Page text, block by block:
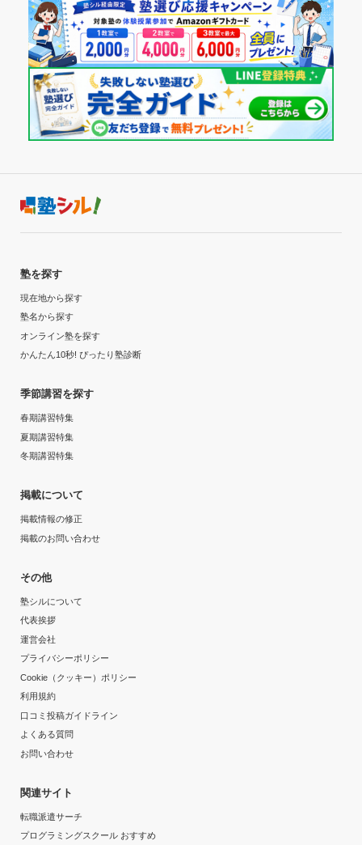
塾を探す
現在地から探す
塾名から探す
オンライン塾を探す
かんたん10秒! ぴったり塾診断
季節講習を探す
春期講習特集
夏期講習特集
冬期講習特集
掲載について
掲載情報の修正
掲載のお問い合わせ
その他
塾シルについて
代表挨拶
運営会社
プライバシーポリシー
Cookie（クッキー）ポリシー
利用規約
口コミ投稿ガイドライン
よくある質問
お問い合わせ
関連サイト
転職派遣サーチ
プログラミングスクール おすすめ